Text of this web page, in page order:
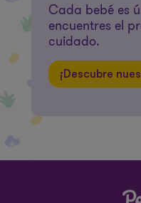
Cada bebé es
encuentres el
cuidado.
¡Descubre